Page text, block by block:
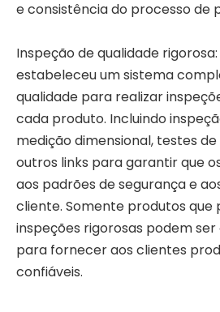
e consistência do processo de
Inspeção de qualidade rigorosa:
estabeleceu um sistema
qualidade para realizar
cada produto. Incluindo
medição dimensional, testes
outros links para garantir que
aos padrões de segurança e
cliente. Somente produtos que
inspeções rigorosas podem ser
para fornecer aos clientes
confiáveis.